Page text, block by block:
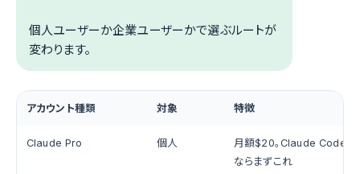
個人ユーザーか企業ユーザーかで選ぶルートが
変わります。
アカウント種類 対象 特徴
Claude Pro 個人
月額$20。Claude Codeを
ならまずこれ